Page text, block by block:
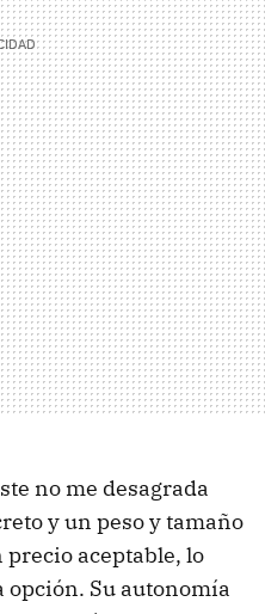
no me desagrada
y un peso y tamaño
precio aceptable, lo
Su autonomía